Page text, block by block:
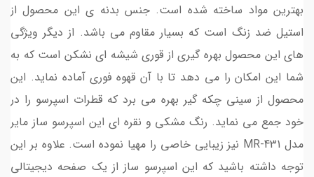
بهترین مواد ساخته شده است. جنس بدنه ی این محصول از
استیل ضد زنگ است که بسیار مقاوم می باشد. از دیگر ویژگی
های این محصول بهره گیری از قوری شیشه ای نشکن است که به
شما این امکان را می دهد تا با آن قهوه فوری آماده نماید. این
محصول از سینی چکه گیر بهره می برد که قطرات اسپرسو را در
خود جمع می نماید. رنگ مشکی و نقره ای این اسپرسو ساز مایر
مدل MR-431 نیز زیبایی خاصی را مهیا نموده است. علاوه بر این
توجه داشته باشید که این اسپرسو ساز از یک صفحه دیجیتالی